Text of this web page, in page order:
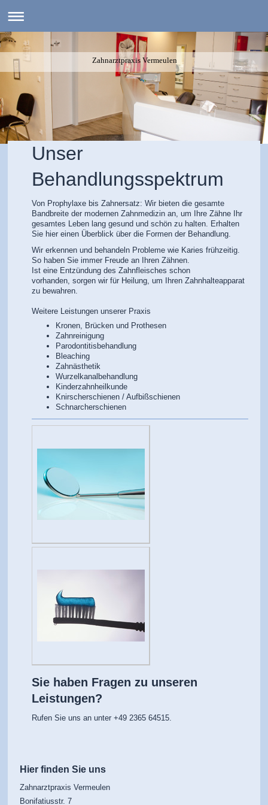
Zahnarztpraxis Vermeulen
Unser
Behandlungsspektrum
Von Prophylaxe bis Zahnersatz: Wir bieten die gesamte
Bandbreite der modernen Zahnmedizin an, um Ihre Zähne Ihr
gesamtes Leben lang gesund und schön zu halten. Erhalten
Sie hier einen Überblick über die Formen der Behandlung.
Wir erkennen und behandeln Probleme wie Karies frühzeitig.
So haben Sie immer Freude an Ihren Zähnen.
Ist eine Entzündung des Zahnfleisches schon
vorhanden, sorgen wir für Heilung, um Ihren Zahnhalteapparat
zu bewahren.
Weitere Leistungen unserer Praxis
Kronen, Brücken und Prothesen
Zahnreinigung
Parodontitisbehandlung
Bleaching
Zahnästhetik
Wurzelkanalbehandlung
Kinderzahnheilkunde
Knirscherschienen / Aufbißschienen
Schnarcherschienen
Sie haben Fragen zu unseren
Leistungen?
Rufen Sie uns an unter +49 2365 64515.
Hier finden Sie uns
Zahnarztpraxis Vermeulen
Bonifatiusstr. 7